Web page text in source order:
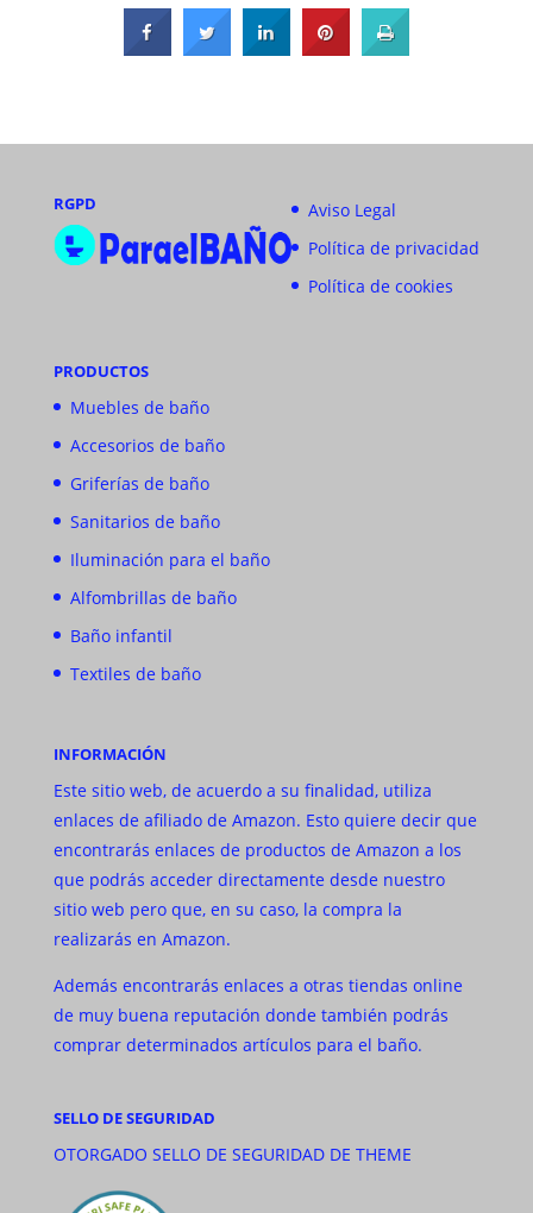
RGPD
Aviso Legal
Política de privacidad
Política de cookies
PRODUCTOS
Muebles de baño
Accesorios de baño
Griferías de baño
Sanitarios de baño
Iluminación para el baño
Alfombrillas de baño
Baño infantil
Textiles de baño
INFORMACIÓN
Este sitio web, de acuerdo a su finalidad, utiliza
enlaces de afiliado de Amazon. Esto quiere decir que
encontrarás enlaces de productos de Amazon a los
que podrás acceder directamente desde nuestro
sitio web pero que, en su caso, la compra la
realizarás en Amazon.
Además encontrarás enlaces a otras tiendas online
de muy buena reputación donde también podrás
comprar determinados artículos para el baño.
SELLO DE SEGURIDAD
OTORGADO SELLO DE SEGURIDAD DE THEME